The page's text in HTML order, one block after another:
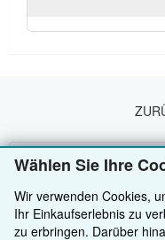
Wählen Sie Ihre
Wir verwenden Cookies,
Ihr Einkaufserlebnis zu
zu erbringen. Darüber
Kaufen
Detailsuche
Sammlungen
Anbieten
Verkäufer werden
Über uns